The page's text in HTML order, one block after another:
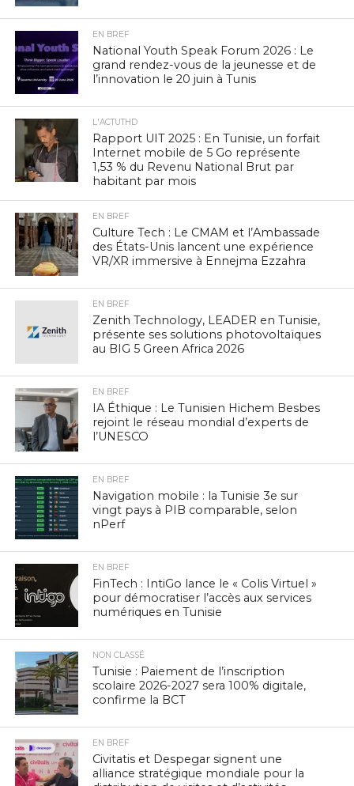
EN BREF
National Youth Speak Forum 2026 : Le
grand rendez-vous de la jeunesse et de
l’innovation le 20 juin à Tunis
L'ACTUTHD
Rapport UIT 2025 : En Tunisie, un forfait
Internet mobile de 5 Go représente
1,53 % du Revenu National Brut par
habitant par mois
EN BREF
Culture Tech : Le CMAM et l’Ambassade
des États-Unis lancent une expérience
VR/XR immersive à Ennejma Ezzahra
EN BREF
Zenith Technology, LEADER en Tunisie,
présente ses solutions photovoltaïques
au BIG 5 Green Africa 2026
EN BREF
IA Éthique : Le Tunisien Hichem Besbes
rejoint le réseau mondial d’experts de
l’UNESCO
EN BREF
Navigation mobile : la Tunisie 3e sur
vingt pays à PIB comparable, selon
nPerf
EN BREF
FinTech : IntiGo lance le « Colis Virtuel »
pour démocratiser l’accès aux services
numériques en Tunisie
NON CLASSÉ
Tunisie : Paiement de l’inscription
scolaire 2026-2027 sera 100% digitale,
confirme la BCT
EN BREF
Civitatis et Despegar signent une
alliance stratégique mondiale pour la